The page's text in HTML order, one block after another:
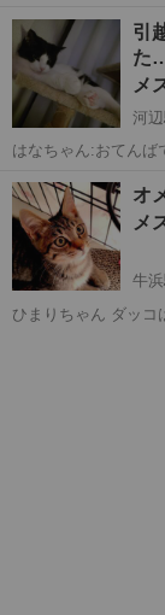
市栄町4-21-2 1F 最
東京 立川市
引
た
メ
河
はなちゃん:おてんばで
東京 青梅市
オ
メ
牛
ひまりちゃん ダッコ